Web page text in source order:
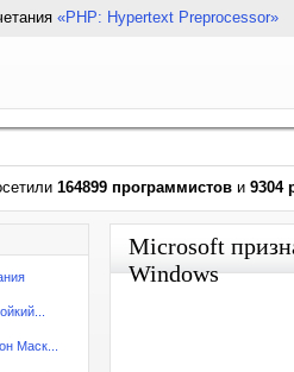
«PHP: Hypertext Preprocessor»
164899 программистов и 9304
Маск...
Microsoft
Windows